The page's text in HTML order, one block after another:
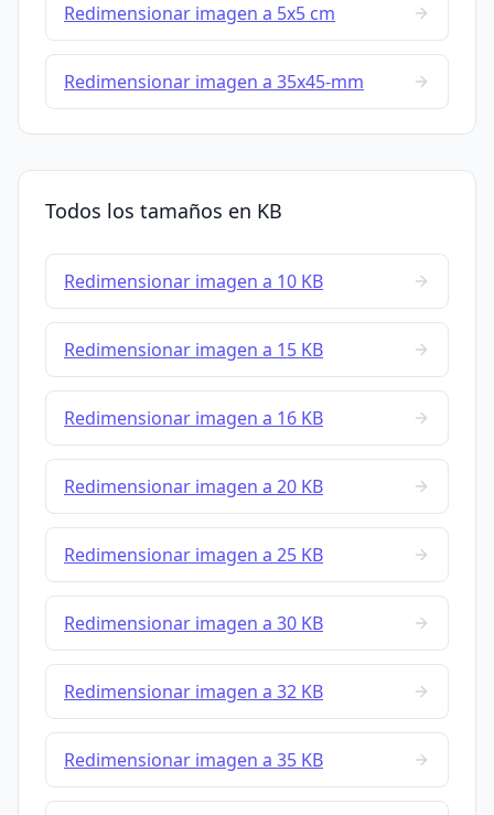
Redimensionar imagen a 5x5 cm
Redimensionar imagen a 35x45-mm
Todos los tamaños en KB
Redimensionar imagen a 10 KB
Redimensionar imagen a 15 KB
Redimensionar imagen a 16 KB
Redimensionar imagen a 20 KB
Redimensionar imagen a 25 KB
Redimensionar imagen a 30 KB
Redimensionar imagen a 32 KB
Redimensionar imagen a 35 KB